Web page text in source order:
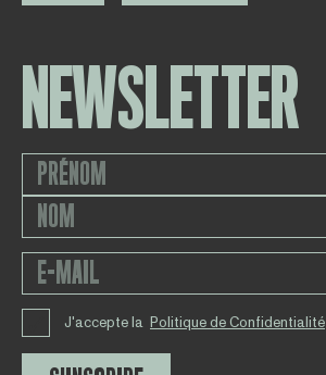
NEWSLETTER
J'accepte la Politique de Confidentialité